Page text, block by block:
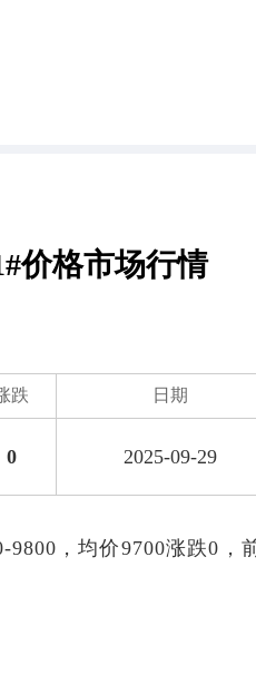
价格市场行情
跌 日期
0 2025-09-29
，均价9700涨跌0，